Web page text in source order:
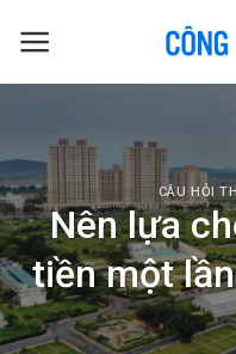
CÂU HỎI
Nên lựa
tiền một